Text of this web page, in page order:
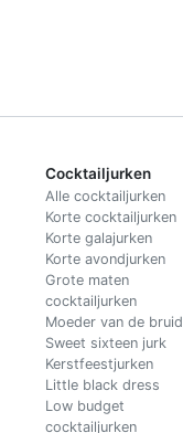
Cocktailjurken
Alle cocktailjurken
Korte cocktailjurken
Korte galajurken
Korte avondjurken
Grote maten
cocktailjurken
Moeder van de bruid
Sweet sixteen jurk
Kerstfeestjurken
Little black dress
Low budget
cocktailjurken